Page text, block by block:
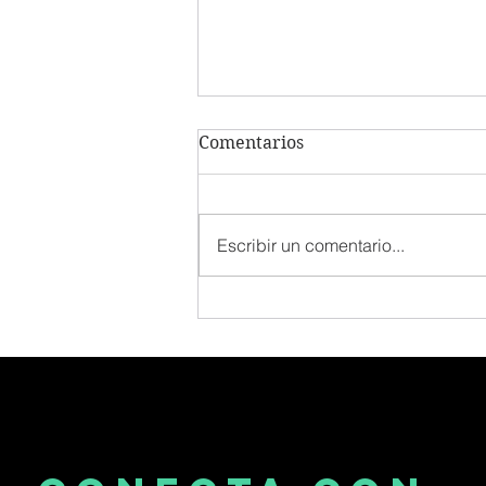
El Ecosistema
Comentarios
Escribir un comentario...